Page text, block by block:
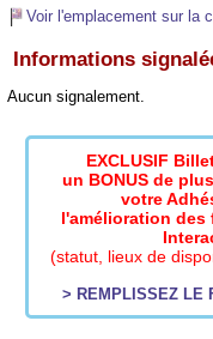
Voir l'emplacement sur la
Informations
Aucun signalement.
EXCLUSIF
un BONUS de
votre
l'amélioration
(statut, lieux de
> REMPLISSEZ LE